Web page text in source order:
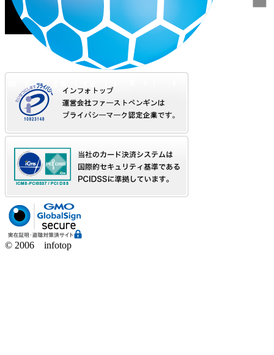
© 2006 infotop